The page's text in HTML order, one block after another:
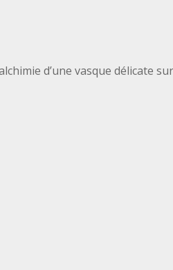
d’une vasque délicate